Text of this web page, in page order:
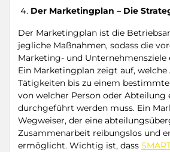
Der Marketingplan – Die
Der Marketingplan ist die
jegliche Maßnahmen, sodass die
Marketing- und Unternehmensziele
Ein Marketingplan zeigt auf,
Tätigkeiten bis zu einem
von welcher Person oder Abteilung
durchgeführt werden muss. Ein
Wegweiser, der eine
Zusammenarbeit reibungslos und
ermöglicht. Wichtig ist, dass